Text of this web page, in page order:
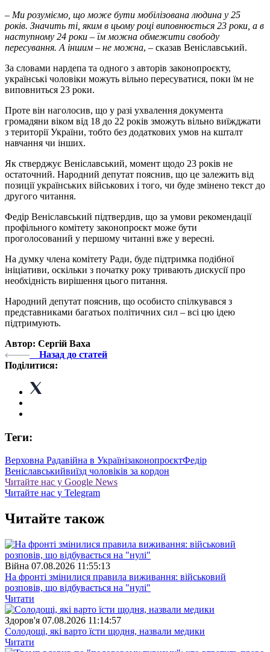
– Ми розуміємо, що може бути мобілізована людина у 25
років. Значить ті, яким в цьому році виповнюється 23 роки, а в
наступному 24 роки – їм можна обмежити свободу
пересування. А іншим – не можна, – сказав Веніславський.
За словами нардепа та одного з авторів законопроєкту,
українські чоловіки можуть вільно пересуватися, поки їм не
виповниться 23 роки.
Проте він наголосив, що у разі ухвалення документа
громадяни віком від 18 до 22 років зможуть вільно виїжджати
з території України, тобто без додаткових умов на кшталт
навчання чи інших.
Як стверджує Веніславський, момент щодо 23 років не
остаточний. Народний депутат пояснив, що це залежить від
позиції українських військових і того, чи буде змінено текст до
другого читання.
Федір Веніславський підтвердив, що за умови рекомендації
профільного комітету законопроєкт може бути
проголосований у першому читанні вже у вересні.
На думку члена комітету Ради, буде підтримка подібної
ініціативи, оскільки з початку року тривають дискусії про
необхідність вирішення цього питання.
Народний депутат пояснив, що особисто спілкувався з
представниками багатьох політичних сил – всі цю ідею
підтримують.
Автор: Сергій Ваха
Назад до статей
Поділитися:
Теги:
Верховна Радавійна в УкраїнізаконопроєктФедір
Веніславськийвиїзд чоловіків за кордон
Читайте нас у Google News
Читайте нас у Telegram
Читайте також
Війна 07.08.2026 11:55:13
На фронті змінилися правила виживання: військовий
розповів, що відбувається на "нулі"
Читати
Здоров'я 07.08.2026 11:14:57
Солодощі, які варто їсти щодня, назвали медики
Читати